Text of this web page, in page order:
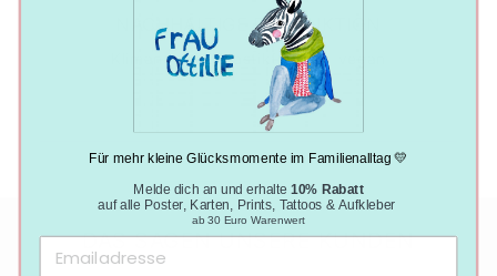
NACHHALTIGE PRODUKTION
Klimaneutral, plastikfrei und vegan
DAS SAGEN UNSERE KUNDEN
Für mehr kleine Glücksmomente im Familienalltag 💛
Melde dich an und erhalte10% Rabatt
auf alle Poster, Karten, Prints, Tattoos & Aufkleber
ab 30 Euro Warenwert